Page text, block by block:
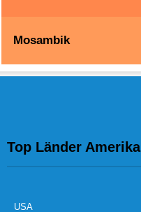
Mosambik
Top Länder Amerika
USA